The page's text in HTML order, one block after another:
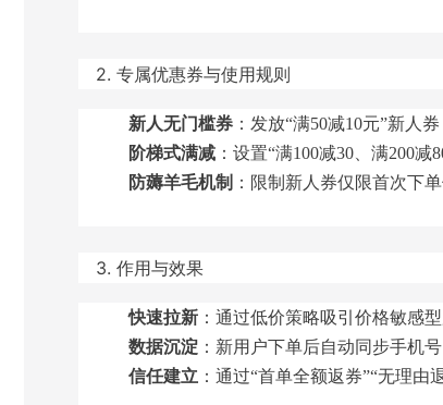
2. 专属优惠券与使用规则
新人无门槛券 ：发放“满50减10元”新人
阶梯式满减 ：设置“满100减30、满200
防薅羊毛机制 ：限制新人券仅限首次下
3. 作用与效果
快速拉新 ：通过低价策略吸引价格敏感
数据沉淀 ：新用户下单后自动同步手机
信任建立 ：通过“首单全额返券”“无理由